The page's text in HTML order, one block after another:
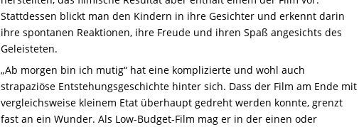
Stattdessen blickt man den Kindern in ihre Gesichter und erkennt darin
ihre spontanen Reaktionen, ihre Freude und ihren Spaß angesichts des
Geleisteten.
„Ab morgen bin ich mutig“ hat eine komplizierte und wohl auch
strapaziöse Entstehungsgeschichte hinter sich. Dass der Film am Ende mit
vergleichsweise kleinem Etat überhaupt gedreht werden konnte, grenzt
fast an ein Wunder. Als Low-Budget-Film mag er in der einen oder